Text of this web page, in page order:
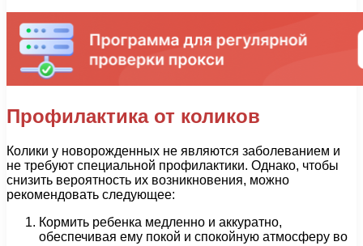
Профилактика от коликов
Колики у новорожденных не являются заболеванием и
не требуют специальной профилактики. Однако, чтобы
снизить вероятность их возникновения, можно
рекомендовать следующее:
Кормить ребенка медленно и аккуратно,
обеспечивая ему покой и спокойную атмосферу во